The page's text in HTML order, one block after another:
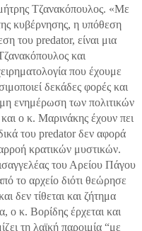
Τζανακόπουλος. «Με
κυβέρνησης, η υπόθεση
του predator, είναι μια
και
που έχουμε
δεκάδες φορές και
ενημέρωση των πολιτικών
ο κ. Μαρινάκης έχουν πει
του predator δεν αφορά
κρατικών μυστικών.
του Αρείου Πάγου
το αρχείο διότι θεώρησε
δεν τίθεται και ζήτημα
ο κ. Βορίδης έρχεται και
τη λαϊκή παροιμία “με